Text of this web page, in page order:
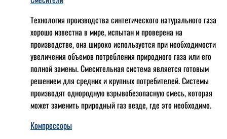
Технология производства синтетического натурального газа
хорошо известна в мире, испытан и проверена на
производстве, она широко используется при необходимости
увеличения объемов потребления природного газа или его
полной замены. Смесительная система является готовым
решением для средних и крупных потребителей. Системы
производят однородную взрывобезопасную смесь, которая
может заменить природный газ везде, где это необходимо.
Компрессоры